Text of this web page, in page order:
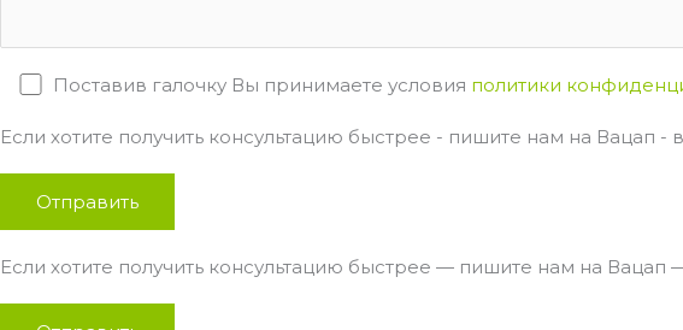
Поставив галочку Вы принимаете условия политики
Если хотите получить консультацию быстрее - пишите нам на Вацап
Если хотите получить консультацию быстрее — пишите нам на